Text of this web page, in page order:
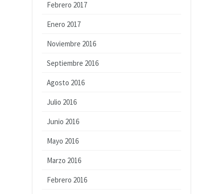
Febrero 2017
Enero 2017
Noviembre 2016
Septiembre 2016
Agosto 2016
Julio 2016
Junio 2016
Mayo 2016
Marzo 2016
Febrero 2016